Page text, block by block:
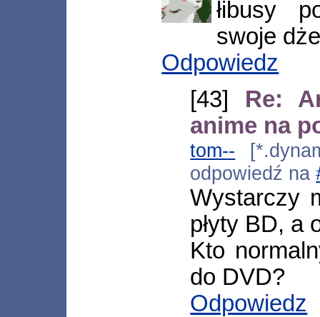
łibusy
swoje
Odpowiedz
[43] Re:
anime na
tom--
odpowiedź na
Wystarczy
płyty BD, a
Kto
do DVD?
Odpowiedz